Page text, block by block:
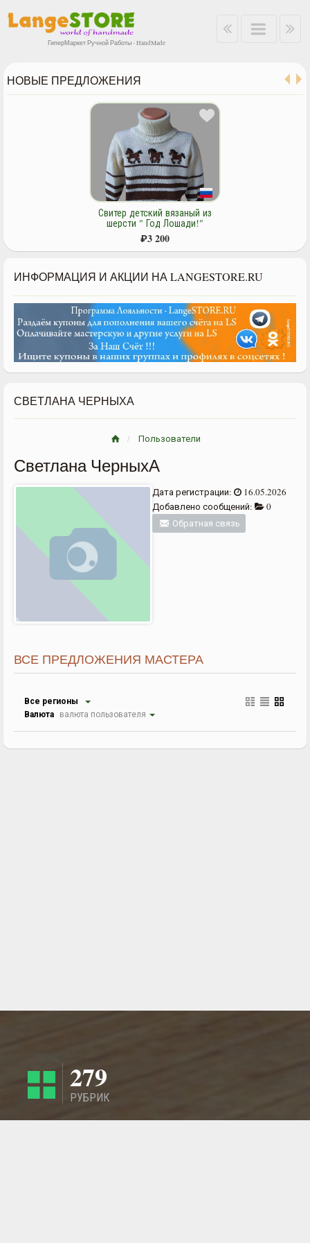
ГиперМаркет Ручной Работы - HandMade
НОВЫЕ ПРЕДЛОЖЕНИЯ
Свитер детский вязаный из
шерсти " Год Лошади!"
₽3 200
ИНФОРМАЦИЯ И АКЦИИ НА LANGESTORE.RU
СВЕТЛАНА ЧЕРНЫХА
Пользователи
Светлана ЧерныхА
Дата регистрации:
16.05.2026
Добавлено сообщений:
0
Обратная связь
ВСЕ ПРЕДЛОЖЕНИЯ МАСТЕРА
Все регионы
Валюта валюта пользователя
279
РУБРИК